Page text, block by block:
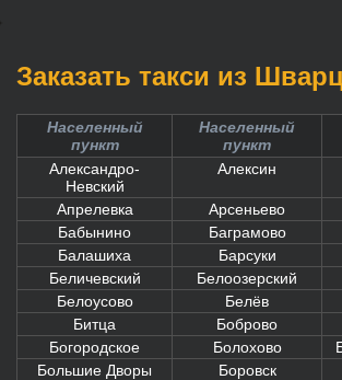
Заказать такси из
Населенный
пункт
Населенный
пункт
Александро-
Невский
Алексин
Апрелевка Арсеньево
Бабынино
Баграмово
Балашиха
Барсуки
Беличевский
Белоозерский
Белоусово
Белёв
Битца
Боброво
Богородское
Болохово
Большие Дворы
Боровск